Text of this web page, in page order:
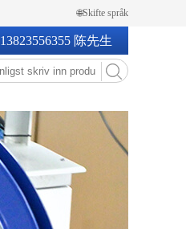
🌐Skifte språk
13823556355 陈先生